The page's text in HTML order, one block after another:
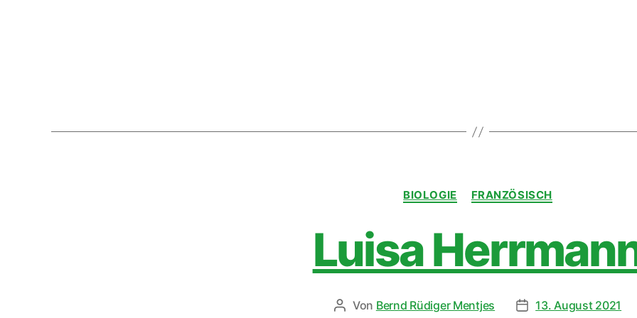
BIOLOGIE FRANZÖSISCH
Luisa
Von Bernd Rüdiger Mentjes 13. August 2021